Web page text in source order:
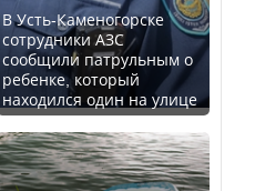
Трамп официально
вступил в должность
президента США
В Усть-Каменогорске
сотрудники АЗС
сообщили патрульным о
ребенке, который
находился один на улице